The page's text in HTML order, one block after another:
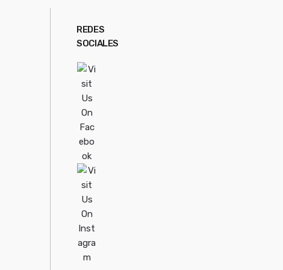
REDES
SOCIALES